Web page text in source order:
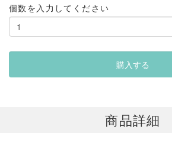
個数を入力してください
商品詳細